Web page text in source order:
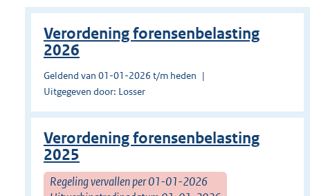
Verordening forensenbelasting
2026
Geldend van 01-01-2026 t/m heden
Uitgegeven door: Losser
Verordening forensenbelasting
2025
Regeling vervallen per 01-01-2026